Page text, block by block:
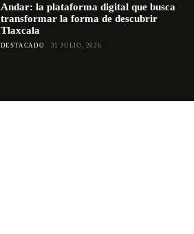
Andar: la plataforma digital que busca
transformar la forma de descubrir
Tlaxcala
DESTACADO 31 JULIO, 2026